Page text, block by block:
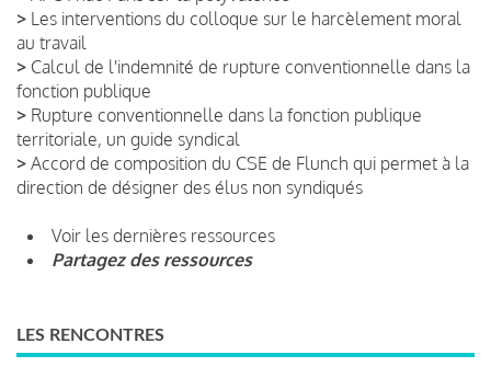
> Les interventions du colloque sur le harcèlement moral
au travail
> Calcul de l'indemnité de rupture conventionnelle dans la
fonction publique
> Rupture conventionnelle dans la fonction publique
territoriale, un guide syndical
> Accord de composition du CSE de Flunch qui permet à la
direction de désigner des élus non syndiqués
Voir les dernières ressources
Partagez des ressources
LES RENCONTRES